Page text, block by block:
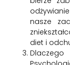
nasze
diet i